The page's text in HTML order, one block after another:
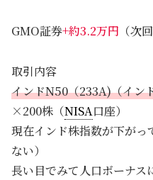
GMO証券+約3.2万円 （次
取引内容
インドN50（233A)（イン
×200株（NISA口座）
現在インド株指数が下がっ
ない）
長い目でみて人口ボーナス